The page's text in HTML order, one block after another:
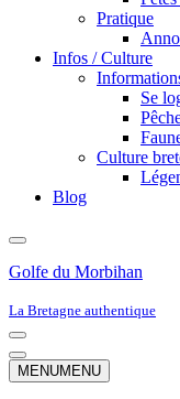
Pratique
Infos / Culture
Se
Culture
Blog
Golfe du Morbihan
La Bretagne authentique
Menu
de
navigation
Menu
de
MENUMENU